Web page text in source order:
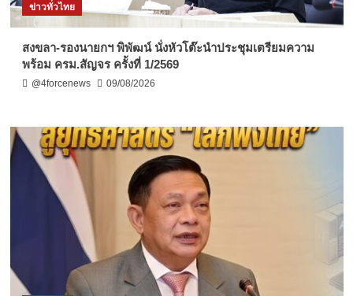
ข่าวทั่วไทย
สงขลา-รองนายกฯ พิพัฒน์ นั่งหัวโต๊ะนำประชุมเตรียมความ
พร้อม ครม.สัญจร ครั้งที่ 1/2569
@4forcenews 09/08/2026